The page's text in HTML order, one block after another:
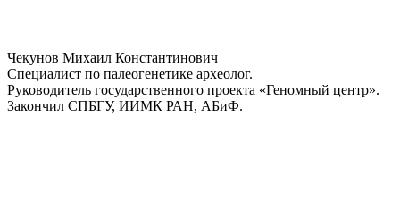
Чекунов Михаил Константинович
Специалист по палеогенетике археолог.
Руководитель государственного проекта «Геномный центр».
Закончил СПБГУ, ИИМК РАН, АБиФ.